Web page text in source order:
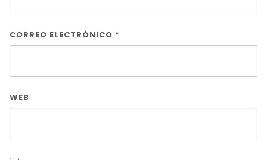
CORREO ELECTRÓNICO *
WEB